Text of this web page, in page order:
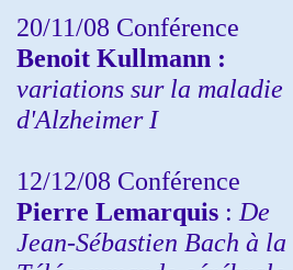
20/11/08 Conférence
Benoit Kullmann :
variations sur la maladie
d'Alzheimer I
12/12/08 Conférence
Pierre Lemarquis : De
Jean-Sébastien Bach à la